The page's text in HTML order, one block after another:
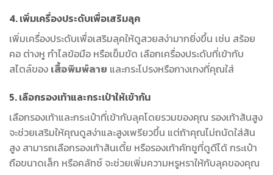
4. เพิ่มเครื่องประดับเพื่อเสริมลุค
เพิ่มเครื่องประดับเพื่อเสริมลุคให้ดูสวยสง่ามากยิ่งขึ้น เช่น สร้อย
คอ ต่างหู กำไลข้อมือ หรือเข็มขัด เลือกเครื่องประดับที่เข้ากับ
สไตล์ของ เสื้อพิมพ์ลาย และกระโปรงหรือกางเกงที่คุณใส่
5. เลือกรองเท้าและกระเป๋าให้เข้ากัน
เลือกรองเท้าและกระเป๋าที่เข้ากับลุคโดยรวมของคุณ รองเท้าส้นสูง
จะช่วยเสริมให้คุณดูสง่าและสูงเพรียวขึ้น แต่ถ้าคุณไม่ถนัดใส่ส้น
สูง สามารถเลือกรองเท้าส้นเตี้ย หรือรองเท้าคัทชูที่ดูดีได้ กระเป๋า
ถือขนาดเล็ก หรือคลัทช์ จะช่วยเพิ่มความหรูหราให้กับลุคของคุณ